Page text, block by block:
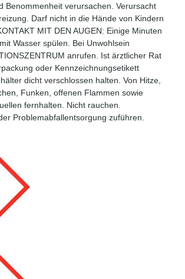
Benommenheit verursachen. Verursacht
Darf nicht in die Hände von Kindern
MIT DEN AUGEN: Einige Minuten
Wasser spülen. Bei Unwohlsein
anrufen. Ist ärztlicher Rat
oder Kennzeichnungsetikett
dicht verschlossen halten. Von Hitze,
Funken, offenen Flammen sowie
fernhalten. Nicht rauchen.
Problemabfallentsorgung zuführen.